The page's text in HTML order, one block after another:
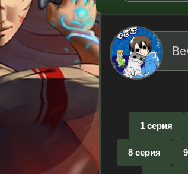
1 серия
8 серия